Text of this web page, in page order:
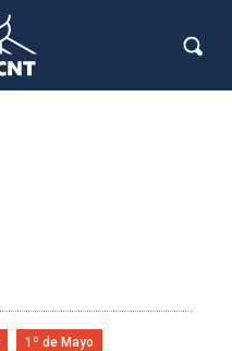
1º de Mayo